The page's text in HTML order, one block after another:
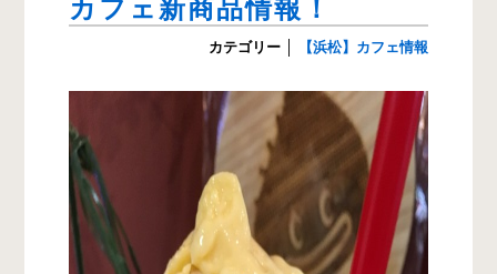
カフェ新商品情報！
カテゴリー 【浜松】カフェ情報